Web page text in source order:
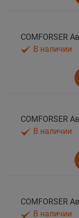
В наличии
В наличии
В наличии